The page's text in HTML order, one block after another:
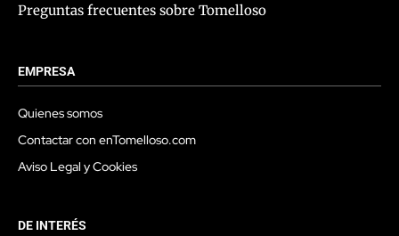
Preguntas frecuentes sobre Tomelloso
EMPRESA
Quienes somos
Contactar con enTomelloso.com
Aviso Legal y Cookies
DE INTERÉS